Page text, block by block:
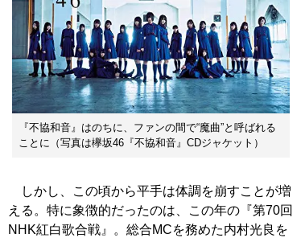
『不協和音』はのちに、ファンの間で“魔曲”と呼ばれる
ことに（写真は欅坂46『不協和音』CDジャケット）
しかし、この頃から平手は体調を崩すことが増
える。特に象徴的だったのは、この年の『第70回
NHK紅白歌合戦』。総合MCを務めた内村光良を